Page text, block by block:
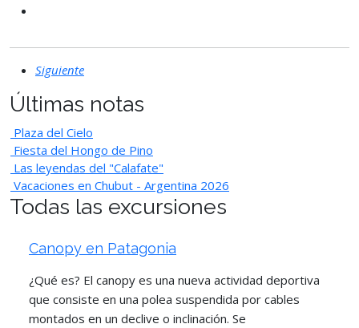
Siguiente
Últimas notas
Plaza del Cielo
Fiesta del Hongo de Pino
Las leyendas del "Calafate"
Vacaciones en Chubut - Argentina 2026
Todas las excursiones
Canopy en Patagonia
¿Qué es? El canopy es una nueva actividad deportiva
que consiste en una polea suspendida por cables
montados en un declive o inclinación. Se